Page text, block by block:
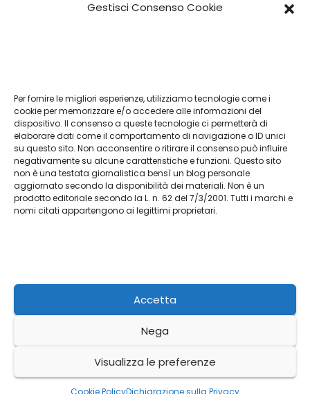
Gestisci Consenso Cookie
Per fornire le migliori esperienze, utilizziamo tecnologie come i
cookie per memorizzare e/o accedere alle informazioni del
dispositivo. Il consenso a queste tecnologie ci permetterà di
elaborare dati come il comportamento di navigazione o ID unici
su questo sito. Non acconsentire o ritirare il consenso può influire
negativamente su alcune caratteristiche e funzioni. Questo sito
non è una testata giornalistica bensì un blog personale
aggiornato secondo la disponibilità dei materiali. Non è un
prodotto editoriale secondo la L. n. 62 del 7/3/2001. Tutti i marchi e
nomi citati appartengono ai legittimi proprietari.
Accetta
Nega
Visualizza le preferenze
Cookie PolicyDichiarazione sulla Privacy
Vendita Tudor Bologna: guida ai migliori
modelli usati
Lug 8, 2026 Admin
Racconti da Terra Autentica
Proudly powered by WordPress Themeansar
Home Cookie Policy (UE) Privacy